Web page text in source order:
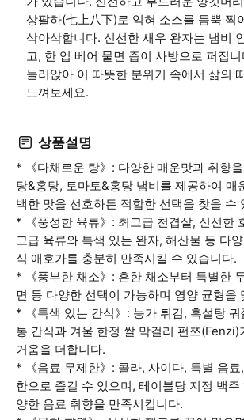
상팔하(七上八下)로 익혀 소스를 듬뿍 찍
삭아삭합니다. 신선한 새우 완자는 냄비
고, 한 입 베어 물면 즙이 사방으로 퍼집
둘러앉아 이 따뜻한 분위기 속에서 삶의
느껴보세요.
상품설명
* 《다채로운 탕》: 다양한 매운맛과 취향
탕&홍탕, 토마토&홍탕 냄비를 제공하여 매
백한 맛을 선호하든 적합한 선택을 찾을 수
* 《풍성한 육류》: 최고급 천겹살, 신선한
고급 육류와 특색 있는 완자, 해산물 등 다
식 애호가를 충분히 만족시킬 수 있습니다.
* 《풍부한 채소》: 흔한 채소부터 특별한
면 등 다양한 선택이 가능하며 영양 균형을
* 《특색 있는 간식》: 농가 튀김, 흑설탕
통 간식과 겨울 한정 쌀 막걸리 펀쯔(Fenzi)
거움을 더합니다.
* 《음료 무제한》: 콜라, 사이다, 특별 음
한으로 즐길 수 있으며, 테이블당 지정 백
양한 음료 취향을 만족시킵니다.